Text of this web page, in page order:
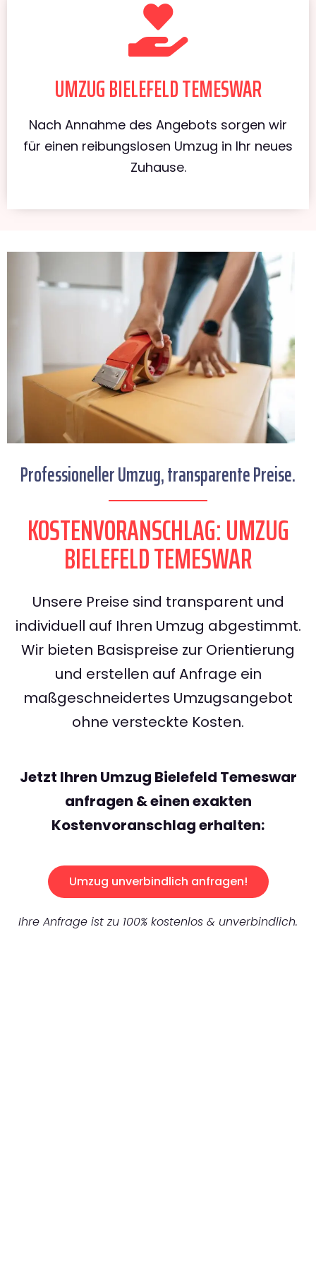
UMZUG BIELEFELD TEMESWAR
Nach Annahme des Angebots sorgen wir
für einen reibungslosen Umzug in Ihr neues
Zuhause.
Professioneller Umzug, transparente Preise.
KOSTENVORANSCHLAG: UMZUG
BIELEFELD TEMESWAR
Unsere Preise sind transparent und
individuell auf Ihren Umzug abgestimmt.
Wir bieten Basispreise zur Orientierung
und erstellen auf Anfrage ein
maßgeschneidertes Umzugsangebot
ohne versteckte Kosten.
Jetzt Ihren Umzug Bielefeld Temeswar
anfragen & einen exakten
Kostenvoranschlag erhalten:
Umzug unverbindlich anfragen!
Ihre Anfrage ist zu 100% kostenlos & unverbindlich.